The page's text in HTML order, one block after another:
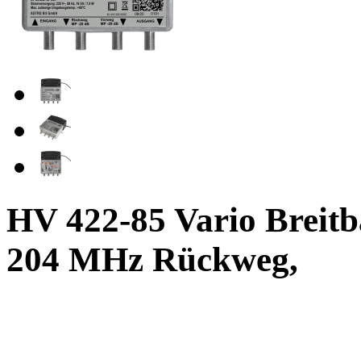
HV 422-85 Vario
204 MHz Rückweg,